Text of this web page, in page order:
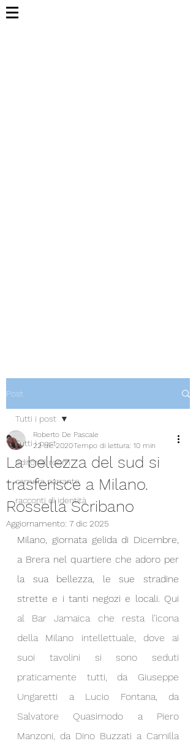
Post
Tutti i post
editorial room
camera narrante
racconti di identità
Tutti i post
La bellezza del sud si
trasferisce a Milano.
Rossella Scribano
Roberto De Pascale
22 dic 2020Tempo di lettura: 10 min
Aggiornamento: 7 dic 2025
Milano, giornata gelida di Dicembre,
a Brera nel quartiere che adoro per
la sua bellezza, le sue stradine
al Bar Jamaica che resta l’icona
della Milano intellettuale, dove ai
suoi tavolini si sono seduti
praticamente tutti, da Giuseppe
Ungaretti a Lucio Fontana, da
Salvatore Quasimodo a Piero
Manzoni, da Dino Buzzati a Camilla